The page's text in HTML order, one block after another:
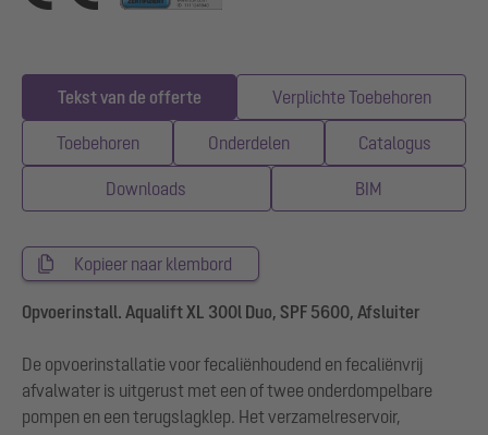
Tekst van de offerte Verplichte Toebehoren
Toebehoren Onderdelen Catalogus
Downloads BIM
Kopieer naar klembord
Opvoerinstall. Aqualift XL 300l Duo, SPF 5600, Afsluiter
De opvoerinstallatie voor fecaliënhoudend en fecaliënvrij
afvalwater is uitgerust met een of twee onderdompelbare
pompen en een terugslagklep. Het verzamelreservoir,